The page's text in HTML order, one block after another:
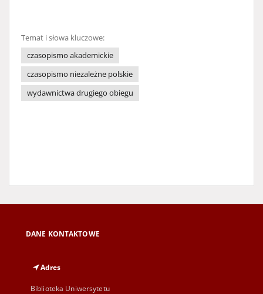
Temat i słowa kluczowe:
czasopismo akademickie
czasopismo niezależne polskie
wydawnictwa drugiego obiegu
DANE KONTAKTOWE
Adres
Biblioteka Uniwersytetu